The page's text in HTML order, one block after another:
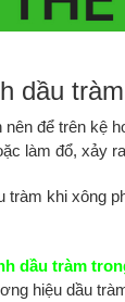
dầu
để trên kệ
làm đổ, xảy
khi xông
dầu tràm
hiệu dầu